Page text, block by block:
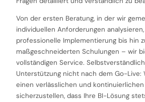
Von der ersten Beratung, in der wir
individuellen Anforderungen
professionelle Implementierung bis hin
maßgeschneiderten Schulungen – wir
vollständigen Service.
Unterstützung nicht nach dem Go-Live:
einen verlässlichen und
sicherzustellen, dass Ihre BI-Lösung